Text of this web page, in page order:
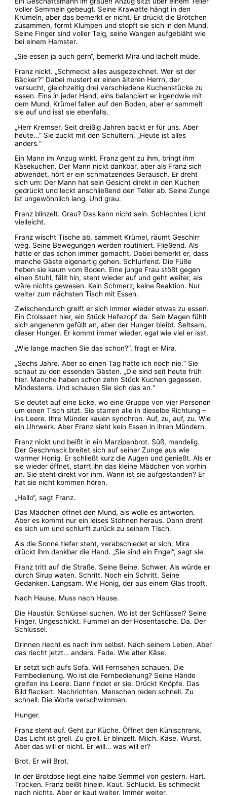
voller Semmeln gebeugt. Seine Krawatte hängt in den
Krümeln, aber das bemerkt er nicht. Er drückt die Brötchen
zusammen, formt Klumpen und stopft sie sich in den Mund.
Seine Finger sind voller Teig, seine Wangen aufgebläht wie
bei einem Hamster.
„Sie essen ja auch gern“, bemerkt Mira und lächelt müde.
Franz nickt. „Schmeckt alles ausgezeichnet. Wer ist der
Bäcker?“ Dabei mustert er einen älteren Herrn, der
versucht, gleichzeitig drei verschiedene Kuchenstücke zu
essen. Eins in jeder Hand, eins balanciert er irgendwie mit
dem Mund. Krümel fallen auf den Boden, aber er sammelt
sie auf und isst sie ebenfalls.
„Herr Kremser. Seit dreißig Jahren backt er für uns. Aber
heute…“ Sie zuckt mit den Schultern. „Heute ist alles
anders.“
Ein Mann im Anzug winkt. Franz geht zu ihm, bringt ihm
Käsekuchen. Der Mann nickt dankbar, aber als Franz sich
abwendet, hört er ein schmatzendes Geräusch. Er dreht
sich um: Der Mann hat sein Gesicht direkt in den Kuchen
gedrückt und leckt anschließend den Teller ab. Seine Zunge
ist ungewöhnlich lang. Und grau.
Franz blinzelt. Grau? Das kann nicht sein. Schlechtes Licht
vielleicht.
Franz wischt Tische ab, sammelt Krümel, räumt Geschirr
weg. Seine Bewegungen werden routiniert. Fließend. Als
hätte er das schon immer gemacht. Dabei bemerkt er, dass
manche Gäste eigenartig gehen. Schlurfend. Die Füße
heben sie kaum vom Boden. Eine junge Frau stößt gegen
einen Stuhl, fällt hin, steht wieder auf und geht weiter, als
wäre nichts gewesen. Kein Schmerz, keine Reaktion. Nur
weiter zum nächsten Tisch mit Essen.
Zwischendurch greift er sich immer wieder etwas zu essen.
Ein Croissant hier, ein Stück Hefezopf da. Sein Magen fühlt
sich angenehm gefüllt an, aber der Hunger bleibt. Seltsam,
dieser Hunger. Er kommt immer wieder, egal wie viel er isst.
„Wie lange machen Sie das schon?“, fragt er Mira.
„Sechs Jahre. Aber so einen Tag hatte ich noch nie.“ Sie
schaut zu den essenden Gästen. „Die sind seit heute früh
hier. Manche haben schon zehn Stück Kuchen gegessen.
Mindestens. Und schauen Sie sich das an.“
Sie deutet auf eine Ecke, wo eine Gruppe von vier Personen
um einen Tisch sitzt. Sie starren alle in dieselbe Richtung –
ins Leere. Ihre Münder kauen synchron. Auf, zu, auf, zu. Wie
ein Uhrwerk. Aber Franz sieht kein Essen in ihren Mündern.
Franz nickt und beißt in ein Marzipanbrot. Süß, mandelig.
Der Geschmack breitet sich auf seiner Zunge aus wie
warmer Honig. Er schließt kurz die Augen und genießt. Als er
sie wieder öffnet, starrt ihn das kleine Mädchen von vorhin
an. Sie steht direkt vor ihm. Wann ist sie aufgestanden? Er
hat sie nicht kommen hören.
„Hallo“, sagt Franz.
Das Mädchen öffnet den Mund, als wolle es antworten.
Aber es kommt nur ein leises Stöhnen heraus. Dann dreht
es sich um und schlurft zurück zu seinem Tisch.
Als die Sonne tiefer steht, verabschiedet er sich. Mira
drückt ihm dankbar die Hand. „Sie sind ein Engel“, sagt sie.
Franz tritt auf die Straße. Seine Beine. Schwer. Als würde er
durch Sirup waten. Schritt. Noch ein Schritt. Seine
Gedanken. Langsam. Wie Honig, der aus einem Glas tropft.
Nach Hause. Muss nach Hause.
Die Haustür. Schlüssel suchen. Wo ist der Schlüssel? Seine
Finger. Ungeschickt. Fummel an der Hosentasche. Da. Der
Schlüssel.
Drinnen riecht es nach ihm selbst. Nach seinem Leben. Aber
das riecht jetzt… anders. Fade. Wie alter Käse.
Er setzt sich aufs Sofa. Will Fernsehen schauen. Die
Fernbedienung. Wo ist die Fernbedienung? Seine Hände
greifen ins Leere. Dann findet er sie. Drückt Knöpfe. Das
Bild flackert. Nachrichten. Menschen reden schnell. Zu
schnell. Die Worte verschwimmen.
Hunger.
Franz steht auf. Geht zur Küche. Öffnet den Kühlschrank.
Das Licht ist grell. Zu grell. Er blinzelt. Milch. Käse. Wurst.
Aber das will er nicht. Er will… was will er?
Brot. Er will Brot.
In der Brotdose liegt eine halbe Semmel von gestern. Hart.
Trocken. Franz beißt hinein. Kaut. Schluckt. Es schmeckt
nach nichts. Aber er kaut weiter. Immer weiter.